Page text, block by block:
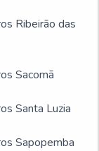
Ribeirão das
Sacomã
Santa Luzia
Sapopemba